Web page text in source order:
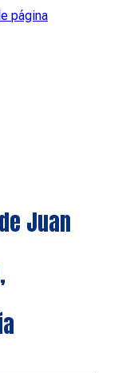
página
Juan